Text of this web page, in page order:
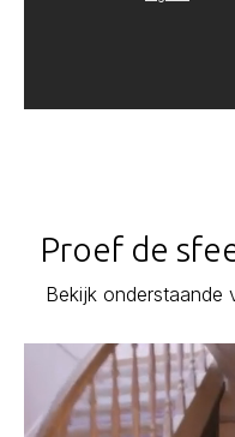
Proef de
Bekijk onderstaande